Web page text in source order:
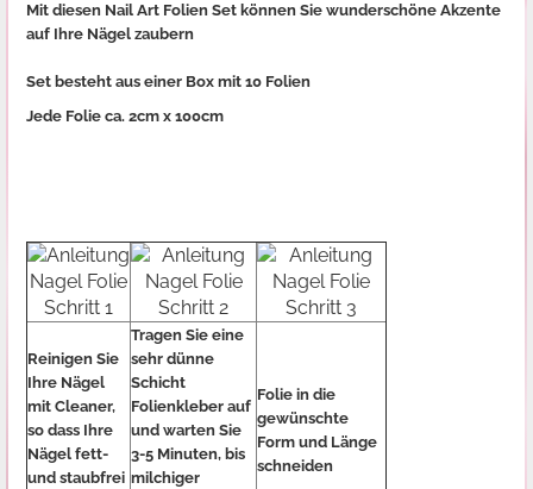
Mit diesen Nail Art Folien Set können Sie wunderschöne Akzente
auf Ihre Nägel zaubern
Set besteht aus einer Box mit 10 Folien
Jede Folie ca. 2cm x 100cm
Reinigen Sie
Ihre Nägel
mit Cleaner,
so dass Ihre
Nägel fett-
und staubfrei
Tragen Sie eine
sehr dünne
Schicht
Folienkleber auf
und warten Sie
3-5 Minuten, bis
milchiger
Folie in die
gewünschte
Form und Länge
schneiden